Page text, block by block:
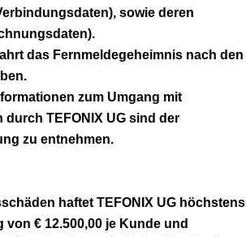
sowie deren
das Fernmeldegeheimnis nach den
zum Umgang mit
TEFONIX UG sind der
zu entnehmen.
haftet TEFONIX UG höchstens
von € 12.500,00 je Kunde und